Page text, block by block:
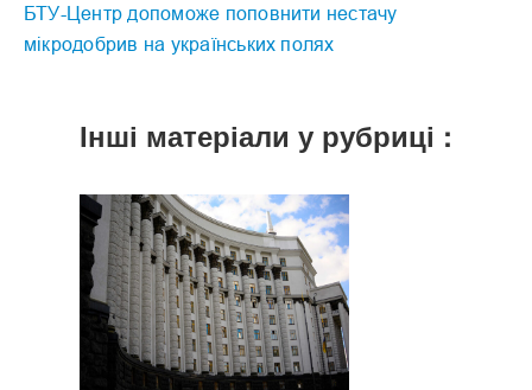
БТУ-Центр допоможе поповнити нестачу
мікродобрив на українських полях
Інші матеріали у рубриці :